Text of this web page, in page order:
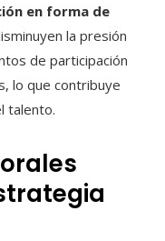
en forma de
la presión
de participación
lo que contribuye
talento.